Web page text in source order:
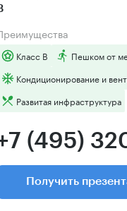
Преимущества
Класс B
Пешком от
Кондиционирование и
Развитая инфраструктура
(495)
Получить